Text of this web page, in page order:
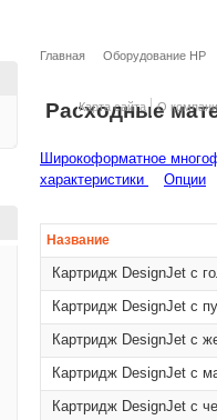
Карта сайта О
Главная Оборудование HP
Расходные
Широкоформатное
характеристики
Опции
Название
Картридж DesignJet с
Картридж DesignJet с
Картридж DesignJet с
Картридж DesignJet с
Картридж DesignJet с